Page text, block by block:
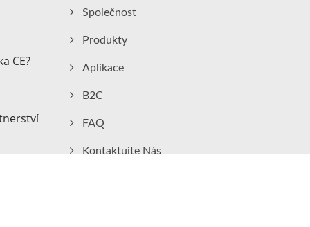
CE?
Společnost
Produkty
Aplikace
B2C
FAQ
Kontaktujte Nás